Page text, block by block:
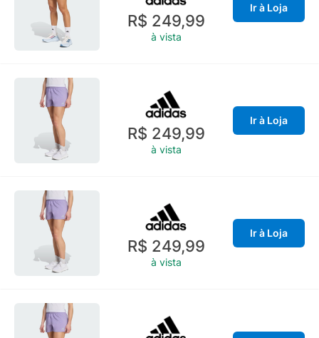
R$ 249,99
à vista
Ir à Loja
R$ 249,99
à vista
Ir à Loja
R$ 249,99
à vista
Ir à Loja